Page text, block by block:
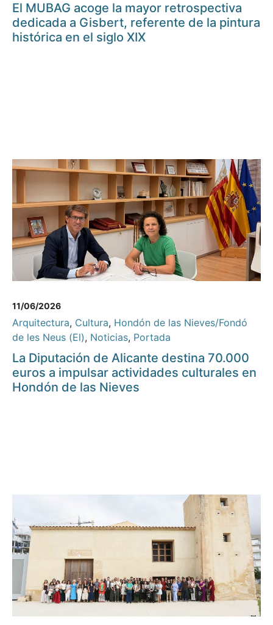
El MUBAG acoge la mayor retrospectiva
dedicada a Gisbert, referente de la pintura
histórica en el siglo XIX
11/06/2026
Arquitectura, Cultura, Hondón de las Nieves/Fondó
de les Neus (El), Noticias, Portada
La Diputación de Alicante destina 70.000
euros a impulsar actividades culturales en
Hondón de las Nieves